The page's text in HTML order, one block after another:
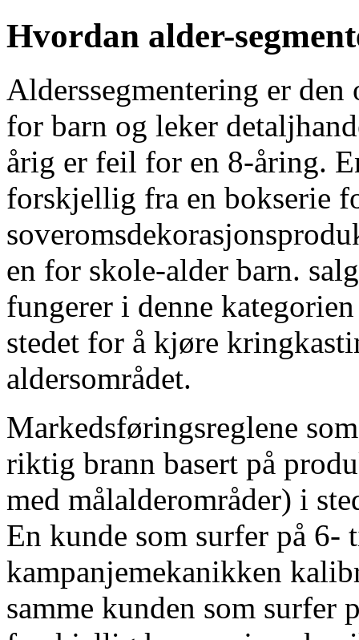
Hvordan alder-
Alderssegmentering er
for barn og leker
årig er feil for en 8-åring.
forskjellig fra en bokserie
en for skole-alder barn.
fungerer i denne
stedet for å kjøre
aldersområdet.
Markedsføringsreglene
riktig brann basert på
med målalderområder) i
En kunde som surfer på 6-
kampanjemekanikken
samme kunden som surfer